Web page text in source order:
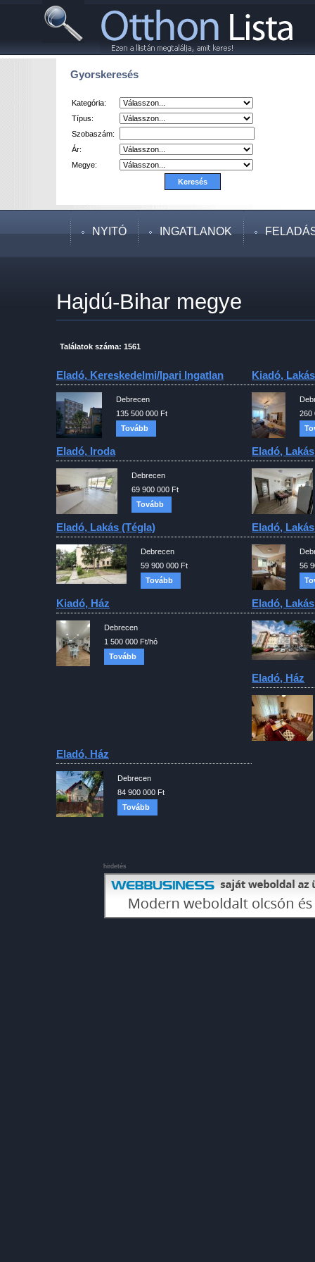
Gyorskeresés
Kategória:
Típus:
Szobaszám:
Ár:
Megye:
NYITÓ INGATLANOK
Hajdú-Bihar megye
Találatok száma: 1561
Eladó, Kereskedelmi/ipari Ingatlan
Debrecen
135 500 000 Ft
Tovább
Kiadó,
260
Eladó, Iroda
Debrecen
69 900 000 Ft
Tovább
Eladó,
Eladó, Lakás (tégla)
Debrecen
59 900 000 Ft
Tovább
Eladó,
56
Kiadó, Ház
Debrecen
1 500 000 Ft/hó
Tovább
Eladó,
Eladó, Ház
Eladó, Ház
Debrecen
84 900 000 Ft
Tovább
hirdetés